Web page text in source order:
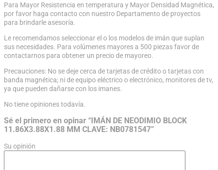
Para Mayor Resistencia en temperatura y Mayor Densidad Magnética,
por favor haga contacto con nuestro Departamento de proyectos
para brindarle asesoría.
Le recomendamos seleccionar el o los modelos de imán que suplan
sus necesidades. Para volúmenes mayores a 500 piezas favor de
contactarnos para obtener un precio de mayoreo.
Precauciones: No se deje cerca de tarjetas de crédito o tarjetas con
banda magnética; ni de equipo eléctrico o electrónico, monitores de tv,
ya que pueden dañarse con los imanes.
No tiene opiniones todavía.
Sé el primero en opinar “IMÁN DE NEODIMIO BLOCK
11.86X3.88X1.88 MM CLAVE: NB0781547”
Su opinión